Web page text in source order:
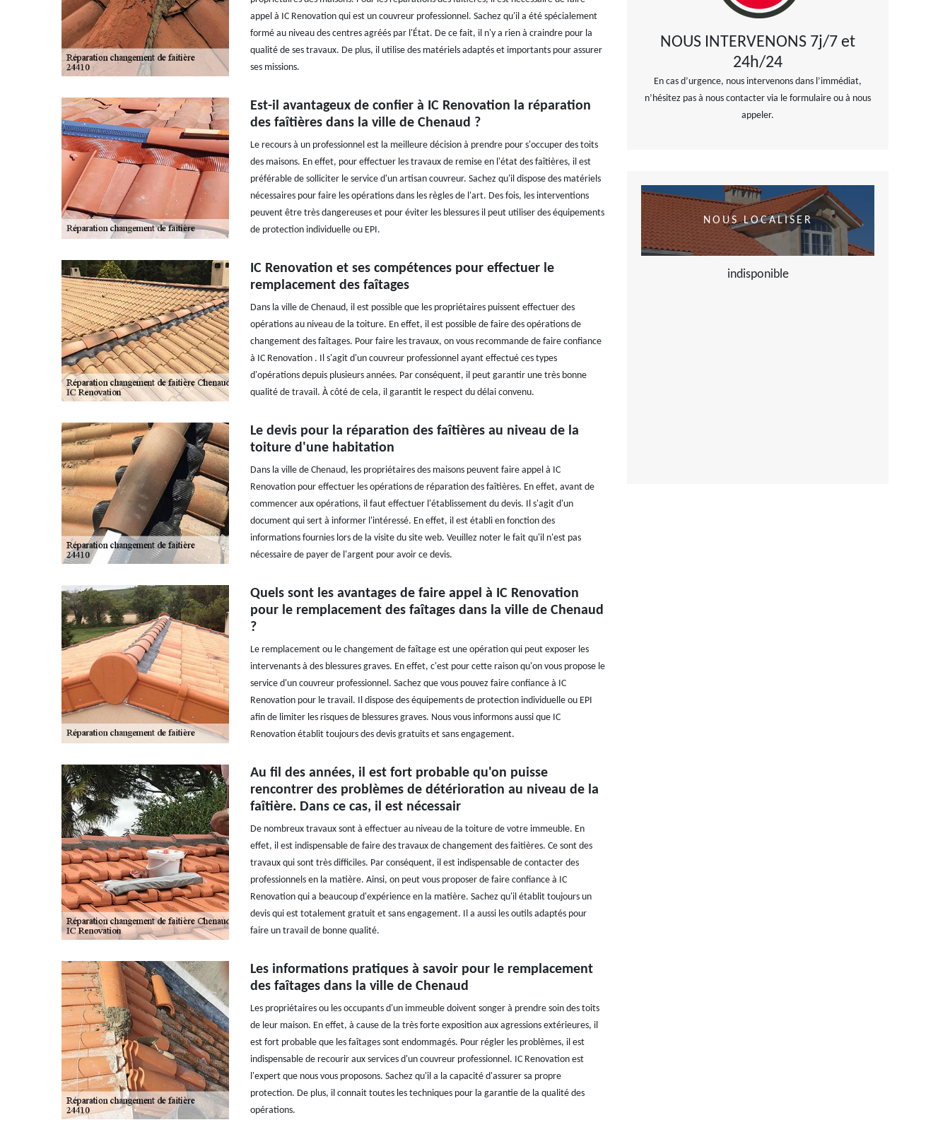
appel à IC Renovation qui est un couvreur professionnel. Sachez qu'il a été spécialement
formé au niveau des centres agréés par l'État. De ce fait, il n'y a rien à craindre pour la
qualité de ses travaux. De plus, il utilise des matériels adaptés et importants pour assurer
ses missions.
Est-il avantageux de confier à IC Renovation la réparation
des faîtières dans la ville de Chenaud ?
Le recours à un professionnel est la meilleure décision à prendre pour s'occuper des toits
des maisons. En effet, pour effectuer les travaux de remise en l'état des faîtières, il est
préférable de solliciter le service d'un artisan couvreur. Sachez qu'il dispose des matériels
nécessaires pour faire les opérations dans les règles de l'art. Des fois, les interventions
peuvent être très dangereuses et pour éviter les blessures il peut utiliser des équipements
de protection individuelle ou EPI.
IC Renovation et ses compétences pour effectuer le
remplacement des faîtages
Dans la ville de Chenaud, il est possible que les propriétaires puissent effectuer des
opérations au niveau de la toiture. En effet, il est possible de faire des opérations de
changement des faîtages. Pour faire les travaux, on vous recommande de faire confiance
à IC Renovation . Il s'agit d'un couvreur professionnel ayant effectué ces types
d'opérations depuis plusieurs années. Par conséquent, il peut garantir une très bonne
qualité de travail. À côté de cela, il garantit le respect du délai convenu.
Le devis pour la réparation des faîtières au niveau de la
toiture d'une habitation
Dans la ville de Chenaud, les propriétaires des maisons peuvent faire appel à IC
Renovation pour effectuer les opérations de réparation des faîtières. En effet, avant de
commencer aux opérations, il faut effectuer l'établissement du devis. Il s'agit d'un
document qui sert à informer l'intéressé. En effet, il est établi en fonction des
informations fournies lors de la visite du site web. Veuillez noter le fait qu'il n'est pas
nécessaire de payer de l'argent pour avoir ce devis.
Quels sont les avantages de faire appel à IC Renovation
pour le remplacement des faîtages dans la ville de Chenaud
?
Le remplacement ou le changement de faîtage est une opération qui peut exposer les
intervenants à des blessures graves. En effet, c'est pour cette raison qu'on vous propose le
service d'un couvreur professionnel. Sachez que vous pouvez faire confiance à IC
Renovation pour le travail. Il dispose des équipements de protection individuelle ou EPI
afin de limiter les risques de blessures graves. Nous vous informons aussi que IC
Renovation établit toujours des devis gratuits et sans engagement.
Au fil des années, il est fort probable qu'on puisse
rencontrer des problèmes de détérioration au niveau de la
faîtière. Dans ce cas, il est nécessair
De nombreux travaux sont à effectuer au niveau de la toiture de votre immeuble. En
effet, il est indispensable de faire des travaux de changement des faitières. Ce sont des
travaux qui sont très difficiles. Par conséquent, il est indispensable de contacter des
professionnels en la matière. Ainsi, on peut vous proposer de faire confiance à IC
Renovation qui a beaucoup d'expérience en la matière. Sachez qu'il établit toujours un
devis qui est totalement gratuit et sans engagement. Il a aussi les outils adaptés pour
faire un travail de bonne qualité.
Les informations pratiques à savoir pour le remplacement
des faîtages dans la ville de Chenaud
Les propriétaires ou les occupants d'un immeuble doivent songer à prendre soin des toits
de leur maison. En effet, à cause de la très forte exposition aux agressions extérieures, il
est fort probable que les faîtages sont endommagés. Pour régler les problèmes, il est
indispensable de recourir aux services d'un couvreur professionnel. IC Renovation est
l'expert que nous vous proposons. Sachez qu'il a la capacité d'assurer sa propre
protection. De plus, il connait toutes les techniques pour la garantie de la qualité des
opérations.
NOUS INTERVENONS 7j/7 et
24h/24
En cas d’urgence, nous intervenons dans l’immédiat,
n’hésitez pas à nous contacter via le formulaire ou à nous
appeler.
NOUS LOCALISER
indisponible